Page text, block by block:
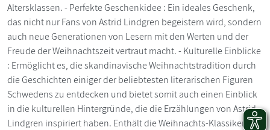
Altersklassen. - Perfekte Geschenkidee : Ein ideales Geschenk,
das nicht nur Fans von Astrid Lindgren begeistern wird, sondern
auch neue Generationen von Lesern mit den Werten und der
Freude der Weihnachtszeit vertraut macht. - Kulturelle Einblicke
: Ermöglicht es, die skandinavische Weihnachtstradition durch
die Geschichten einiger der beliebtesten literarischen Figuren
Schwedens zu entdecken und bietet somit auch einen Einblick
in die kulturellen Hintergründe, die die Erzählungen von Astrid
Lindgren inspiriert haben. Enthält die Weihnachts-Klassiker:-